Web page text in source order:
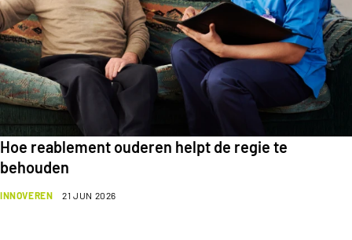
INNOVEREN 21 JUN 2026
Hoe reablement ouderen helpt de regie te
behouden